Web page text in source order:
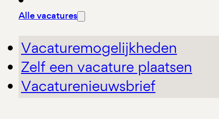
Alle vacatures
Vacaturemogelijkheden
Zelf een vacature plaatsen
Vacaturenieuwsbrief